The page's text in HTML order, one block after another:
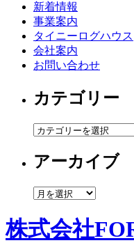
新着情報
事業案内
タイニーログハウス
会社案内
お問い合わせ
カテゴリー
カ
ゴ
ー
アーカイブ
ア
カ
イ
株式会社